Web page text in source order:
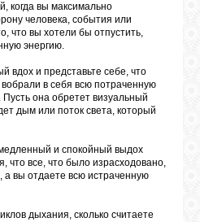
когда вы максимально
человека, события или
что вы хотели бы отпустить,
энергию.
вдох и представьте себе, что
в себя всю потраченную
она обретет визуальный
дым или поток света, который
и спокойный выдох
что все, что было израсходовано,
а вы отдаете всю истраченную
дыхания, сколько считаете